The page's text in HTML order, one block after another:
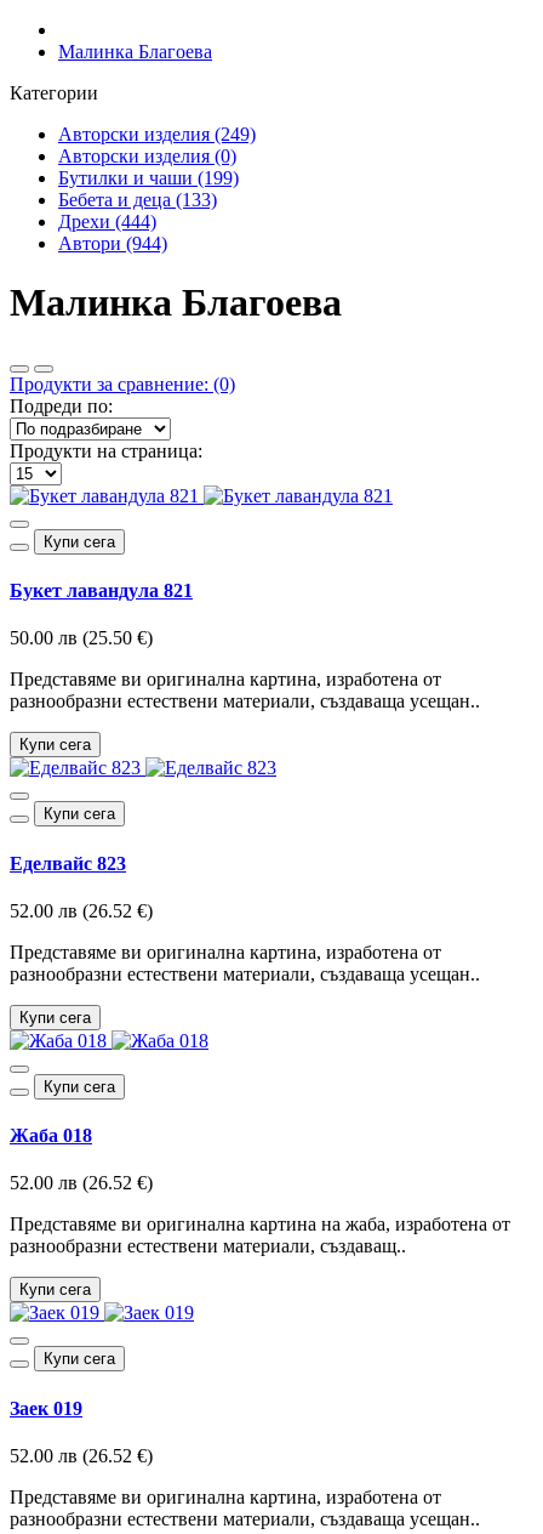
Малинка Благоева
Категории
Авторски изделия (249)
Авторски изделия (0)
Бутилки и чаши (199)
Бебета и деца (133)
Дрехи (444)
Автори (944)
Малинка Благоева
Продукти за сравнение: (0)
Подреди по:
Продукти на страница:
Купи сега
Букет лавандула 821
50.00 лв (25.50 €)
Представяме ви оригинална картина, изработена от
разнообразни естествени материали, създаваща усещан..
Купи сега
Купи сега
Еделвайс 823
52.00 лв (26.52 €)
Представяме ви оригинална картина, изработена от
разнообразни естествени материали, създаваща усещан..
Купи сега
Купи сега
Жаба 018
52.00 лв (26.52 €)
Представяме ви оригинална картина на жаба, изработена от
разнообразни естествени материали, създаващ..
Купи сега
Купи сега
Заек 019
52.00 лв (26.52 €)
Представяме ви оригинална картина, изработена от
разнообразни естествени материали, създаваща усещан..